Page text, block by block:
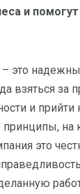
и помогут
это
взяться за
и прийти
на
это